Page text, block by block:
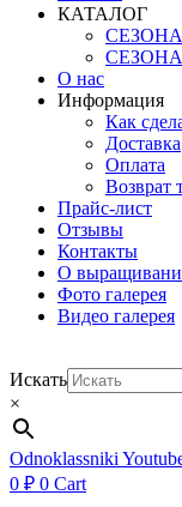
КАТАЛОГ
О нас
Информация
Как
Доставка
Оплата
Возврат
Прайс-лист
Отзывы
Контакты
О
Фото галерея
Видео галерея
Искать
×
Odnoklassniki
0 ₽ 0 Cart